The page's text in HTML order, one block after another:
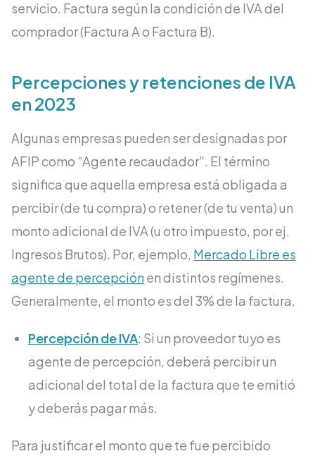
servicio. Factura según la condición de IVA del
comprador (Factura A o Factura B).
Percepciones y retenciones de IVA
en 2023
Algunas empresas pueden ser designadas por
AFIP como “Agente recaudador”. El término
significa que aquella empresa está obligada a
percibir (de tu compra) o retener (de tu venta) un
monto adicional de IVA (u otro impuesto, por ej.
Ingresos Brutos). Por, ejemplo, Mercado Libre es
agente de percepciónen distintos regímenes.
Generalmente, el monto es del 3% de la factura.
Percepción de IVA: Si un proveedor tuyo es
agente de percepción, deberá percibir un
adicional del total de la factura que te emitió
y deberás pagar más.
Para justificar el monto que te fue percibido